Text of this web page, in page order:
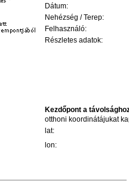
Dátum:
Nehézség / Terep:
Felhasználó:
Részletes adatok:
Kezdőpont a
otthoni koordinátájukat
lat:
lon: